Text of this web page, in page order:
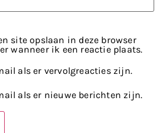
site opslaan in deze browser
wanneer ik een reactie plaats.
als er vervolgreacties zijn.
als er nieuwe berichten zijn.